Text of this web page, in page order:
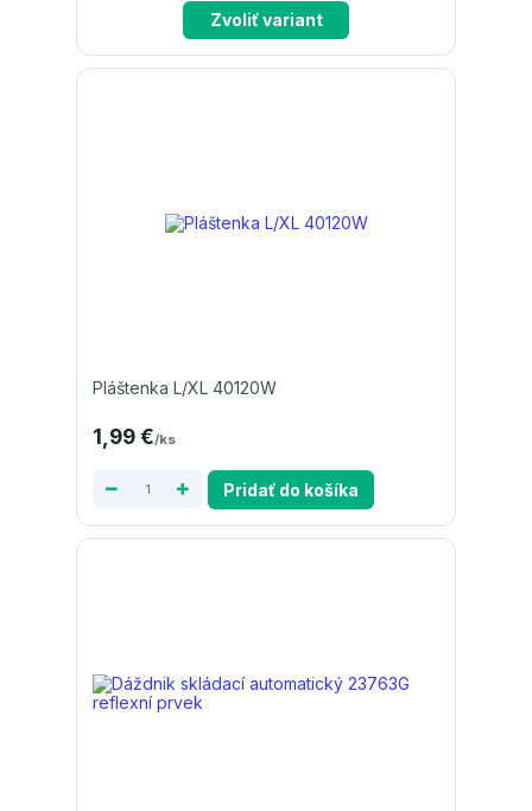
Zvoliť variant
Pláštenka L/XL 40120W
1,99 €/ks
Pridať do košíka